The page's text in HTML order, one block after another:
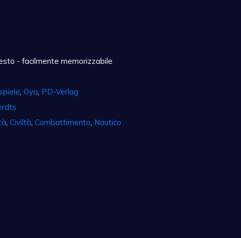
- facilmente memorizzabile
Oya PD-Verlag
Civiltà Combattimento Nautico